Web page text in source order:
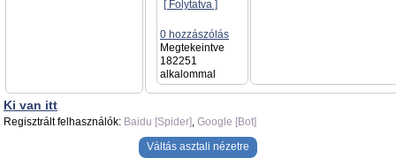
[ Folytatva ]
0 hozzászólás
Megtekeintve
182251
alkalommal
Ki van itt
Regisztrált felhasználók: Baidu [Spider], Google [Bot]
Váltás asztali nézetre